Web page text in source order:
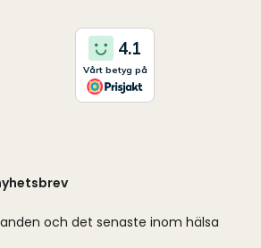
och det senaste inom hälsa